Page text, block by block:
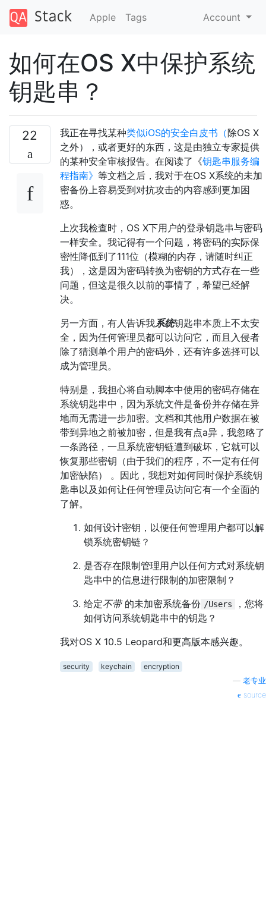
Apple Tags Account
如何在OS X中保护系统
钥匙串？
22 我正在寻找某种类似iOS的安全白皮书（除OS X
之外），或者更好的东西，这是由独立专家提供
的某种安全审核报告。在阅读了《钥匙串服务编
程指南》 等文档之后，我对于在OS X系统的未加
密备份上容易受到对抗攻击的内容感到更加困
惑。
上次我检查时，OS X下用户的登录钥匙串与密码
一样安全。我记得有一个问题，将密码的实际保
密性降低到了111位（模糊的内存，请随时纠正
我），这是因为密码转换为密钥的方式存在一些
问题，但这是很久以前的事情了，希望已经解
决。
另一方面，有人告诉我系统钥匙串本质上不太安
全，因为任何管理员都可以访问它，而且入侵者
除了猜测单个用户的密码外，还有许多选择可以
成为管理员。
特别是，我担心将自动脚本中使用的密码存储在
系统钥匙串中，因为系统文件是备份并存储在异
地而无需进一步加密。文档和其他用户数据在被
带到异地之前被加密，但是我有点a异，我忽略了
一条路径，一旦系统密钥链遭到破坏，它就可以
恢复那些密钥（由于我们的程序，不一定有任何
加密缺陷） 。因此，我想对如何同时保护系统钥
匙串以及如何让任何管理员访问它有一个全面的
了解。
如何设计密钥，以便任何管理用户都可以解
锁系统密钥链？
是否存在限制管理用户以任何方式对系统钥
匙串中的信息进行限制的加密限制？
给定不带的未加密系统备份 /Users
，您将
如何访问系统钥匙串中的钥匙？
我对OS X 10.5 Leopard和更高版本感兴趣。
security keychain
encryption
老专业
source